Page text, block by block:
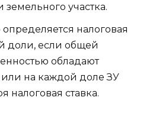
участка.
налоговая
доли, если общей
обладают
или на каждой доле ЗУ
налоговая ставка.